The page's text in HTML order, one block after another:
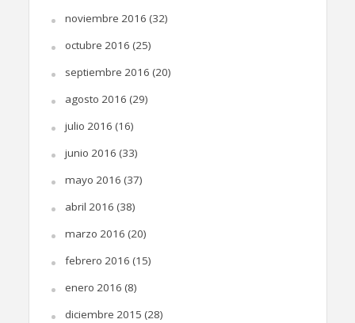
noviembre 2016 (32)
octubre 2016 (25)
septiembre 2016 (20)
agosto 2016 (29)
julio 2016 (16)
junio 2016 (33)
mayo 2016 (37)
abril 2016 (38)
marzo 2016 (20)
febrero 2016 (15)
enero 2016 (8)
diciembre 2015 (28)